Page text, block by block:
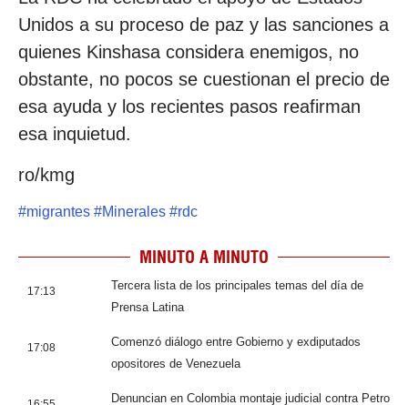
Unidos a su proceso de paz y las sanciones a
quienes Kinshasa considera enemigos, no
obstante, no pocos se cuestionan el precio de
esa ayuda y los recientes pasos reafirman
esa inquietud.
ro/kmg
#migrantes #Minerales #rdc
MINUTO A MINUTO
17:13
Tercera lista de los principales temas del día de
Prensa Latina
17:08
Comenzó diálogo entre Gobierno y exdiputados
opositores de Venezuela
Denuncian en Colombia montaje judicial contra Petro